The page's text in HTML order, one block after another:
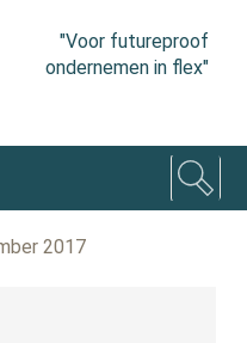
"Voor futureproof
ondernemen in flex"
2017